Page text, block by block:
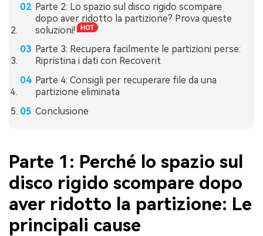
Parte 2: Lo spazio sul disco rigido scompare
dopo aver ridotto la partizione? Prova queste
soluzioni!
Parte 3: Recupera facilmente le partizioni perse:
Ripristina i dati con Recoverit
Parte 4: Consigli per recuperare file da una
partizione eliminata
Conclusione
Parte 1: Perché lo spazio sul
disco rigido scompare dopo
aver ridotto la partizione: Le
principali cause